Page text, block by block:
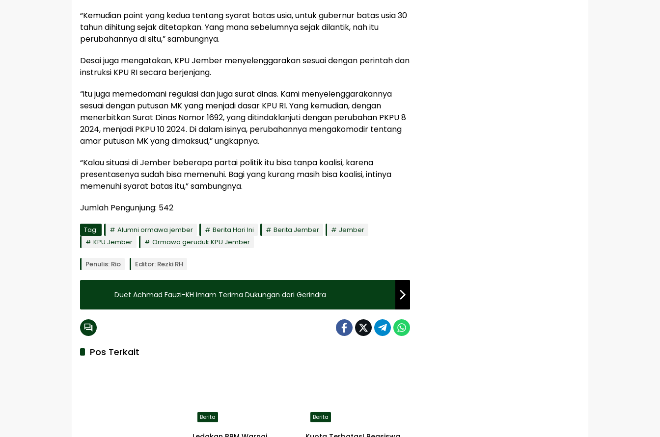
“Kemudian point yang kedua tentang syarat batas usia, untuk gubernur batas usia 30
tahun dihitung sejak ditetapkan. Yang mana sebelumnya sejak dilantik, nah itu
perubahannya di situ,” sambungnya.
Desai juga mengatakan, KPU Jember menyelenggarakan sesuai dengan perintah dan
instruksi KPU RI secara berjenjang.
“itu juga memedomani regulasi dan juga surat dinas. Kami menyelenggarakannya
sesuai dengan putusan MK yang menjadi dasar KPU RI. Yang kemudian, dengan
menerbitkan Surat Dinas Nomor 1692, yang ditindaklanjuti dengan perubahan PKPU 8
2024, menjadi PKPU 10 2024. Di dalam isinya, perubahannya mengakomodir tentang
amar putusan MK yang dimaksud,” ungkapnya.
“Kalau situasi di Jember beberapa partai politik itu bisa tanpa koalisi, karena
presentasenya sudah bisa memenuhi. Bagi yang kurang masih bisa koalisi, intinya
memenuhi syarat batas itu,” sambungnya.
Jumlah Pengunjung: 542
Tag: Alumni ormawa jember Berita Hari Ini Berita Jember
Jember
KPU Jember
Ormawa geruduk KPU Jember
Penulis: Rio Editor: Rezki RH
Duet Achmad Fauzi-KH Imam Terima Dukungan dari Gerindra
Pos Terkait
Berita Berita